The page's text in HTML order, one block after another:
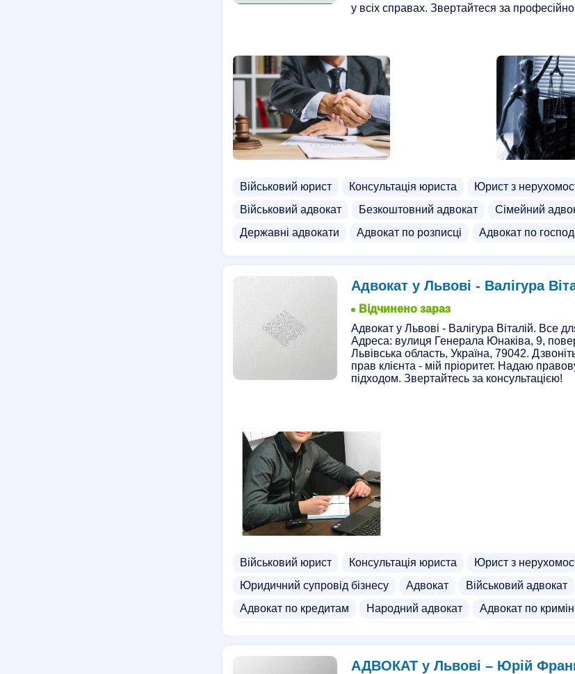
у всіх справах. Звертайтеся за
Військовий юрист Консультація юриста Юрист з
Військовий адвокат
Безкоштовний адвокат Сімейний
Державні адвокати
Адвокат по розписці Адвокат по
Адвокат у Львові - Валігура
Відчинено зараз
Адвокат у Львові - Валігура Віталій. Все
Адреса: вулиця Генерала Юнаківа, 9,
Львівська область, Україна, 79042.
прав клієнта - мій пріоритет. Надаю
підходом. Звертайтесь за консультацією!
Військовий юрист Консультація юриста Юрист з
Юридичний супровід бізнесу
Адвокат Військовий адвокат
Адвокат по кредитам
Народний адвокат Адвокат по
Адвокат по господарським питанням
АДВОКАТ у Львові – Юрій